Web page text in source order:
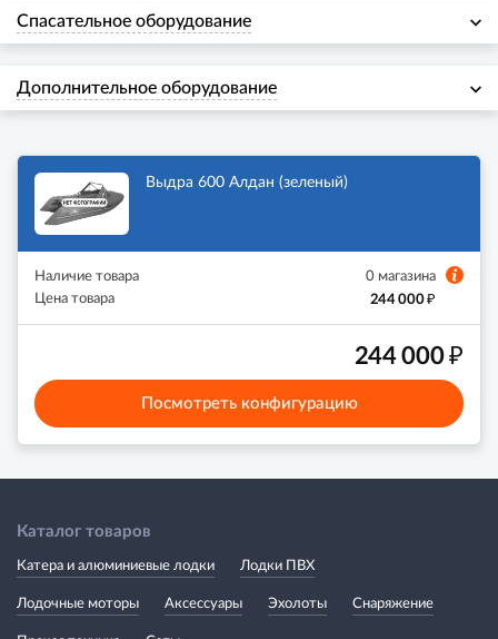
Спасательное оборудование
Дополнительное оборудование
Выдра 600 Алдан (зеленый)
Наличие товара
0 магазина
Цена товара
244 000₽
244 000₽
Посмотреть конфигурацию
Каталог товаров
Катера и алюминиевые лодки Лодки ПВХ
Лодочные моторы Аксессуары Эхолоты Снаряжение